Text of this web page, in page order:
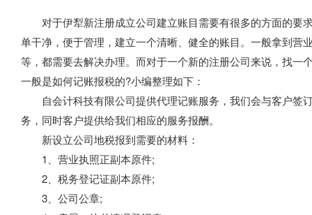
对于伊犁新注册成立公司建立账目需要有很多的方面的要
单干净，便于管理，建立一个清晰、健全的账目。一般拿到营
等，都需要去解决办理。而对于一个新的注册公司来说，找
一般是如何记账报税的?小编整理如下：
自会计科技有限公司提供代理记账服务，我们会与客户签
务，同时客户提供给我们相应的服务报酬。
新设立公司地税报到需要的材料：
1、营业执照正副本原件;
2、税务登记证副本原件;
3、公司公章;